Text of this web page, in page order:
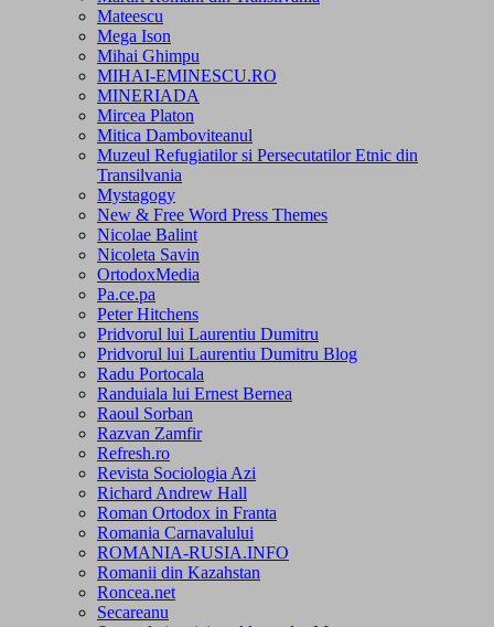
Mateescu
Mega Ison
Mihai Ghimpu
MIHAI-EMINESCU.RO
MINERIADA
Mircea Platon
Mitica Damboviteanul
Muzeul Refugiatilor si Persecutatilor Etnic din
Transilvania
Mystagogy
New & Free Word Press Themes
Nicolae Balint
Nicoleta Savin
OrtodoxMedia
Pa.ce.pa
Peter Hitchens
Pridvorul lui Laurentiu Dumitru
Pridvorul lui Laurentiu Dumitru Blog
Radu Portocala
Randuiala lui Ernest Bernea
Raoul Sorban
Razvan Zamfir
Refresh.ro
Revista Sociologia Azi
Richard Andrew Hall
Roman Ortodox in Franta
Romania Carnavalului
ROMANIA-RUSIA.INFO
Romanii din Kazahstan
Roncea.net
Secareanu